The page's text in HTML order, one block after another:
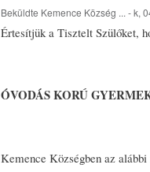
Beküldte Kemence Község ... - k,
Értesítjük a Tisztelt Szülőket,
ÓVODÁS KORÚ
Kemence Községben az